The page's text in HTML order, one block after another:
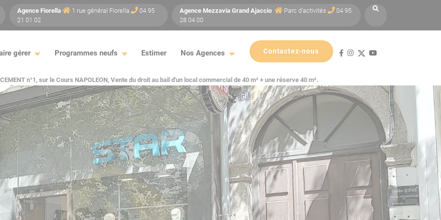
Agence Fiorella 1 rue général Fiorella
04 95
21 01 02
Agence MezzaviaGrand Ajaccio Parc d'activités
04 95
28 04 00
gérer Programmes neufs Estimer Nos Agences Contactez-nous
n°1, sur le Cours NAPOLEON, Vente du droit au bail d'un local commercial de 40 m² + une réserve 40 m².